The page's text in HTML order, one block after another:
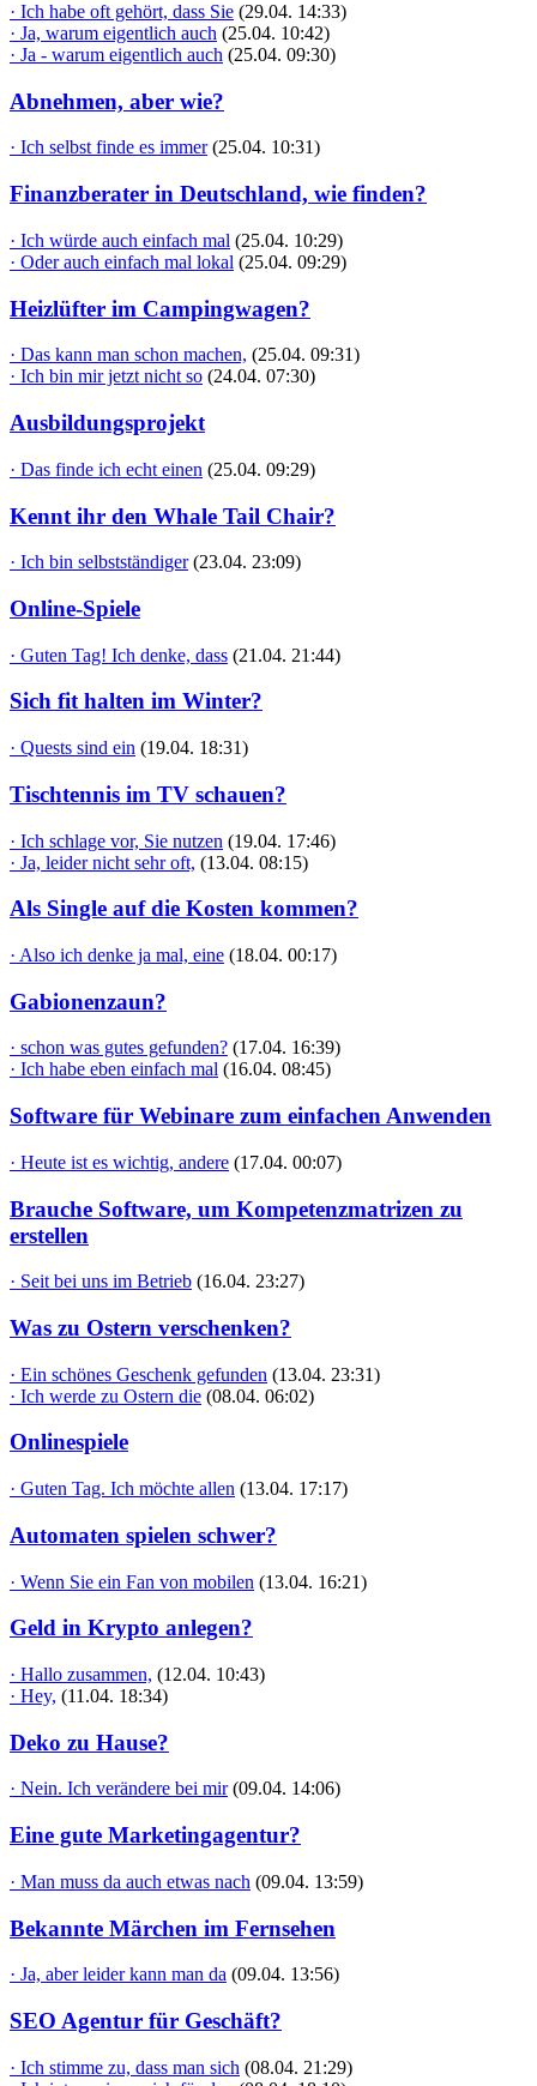
· Ich habe oft gehört, dass Sie (29.04. 14:33)
· Ja, warum eigentlich auch (25.04. 10:42)
· Ja - warum eigentlich auch (25.04. 09:30)
Abnehmen, aber wie?
· Ich selbst finde es immer (25.04. 10:31)
Finanzberater in Deutschland, wie finden?
· Ich würde auch einfach mal (25.04. 10:29)
· Oder auch einfach mal lokal (25.04. 09:29)
Heizlüfter im Campingwagen?
· Das kann man schon machen, (25.04. 09:31)
· Ich bin mir jetzt nicht so (24.04. 07:30)
Ausbildungsprojekt
· Das finde ich echt einen (25.04. 09:29)
Kennt ihr den Whale Tail Chair?
· Ich bin selbstständiger (23.04. 23:09)
Online-Spiele
· Guten Tag! Ich denke, dass (21.04. 21:44)
Sich fit halten im Winter?
· Quests sind ein (19.04. 18:31)
Tischtennis im TV schauen?
· Ich schlage vor, Sie nutzen (19.04. 17:46)
· Ja, leider nicht sehr oft, (13.04. 08:15)
Als Single auf die Kosten kommen?
· Also ich denke ja mal, eine (18.04. 00:17)
Gabionenzaun?
· schon was gutes gefunden? (17.04. 16:39)
· Ich habe eben einfach mal (16.04. 08:45)
Software für Webinare zum einfachen Anwenden
· Heute ist es wichtig, andere (17.04. 00:07)
Brauche Software, um Kompetenzmatrizen zu
erstellen
· Seit bei uns im Betrieb (16.04. 23:27)
Was zu Ostern verschenken?
· Ein schönes Geschenk gefunden (13.04. 23:31)
· Ich werde zu Ostern die (08.04. 06:02)
Onlinespiele
· Guten Tag. Ich möchte allen (13.04. 17:17)
Automaten spielen schwer?
· Wenn Sie ein Fan von mobilen (13.04. 16:21)
Geld in Krypto anlegen?
· Hallo zusammen, (12.04. 10:43)
· Hey, (11.04. 18:34)
Deko zu Hause?
· Nein. Ich verändere bei mir (09.04. 14:06)
Eine gute Marketingagentur?
· Man muss da auch etwas nach (09.04. 13:59)
Bekannte Märchen im Fernsehen
· Ja, aber leider kann man da (09.04. 13:56)
SEO Agentur für Geschäft?
· Ich stimme zu, dass man sich (08.04. 21:29)